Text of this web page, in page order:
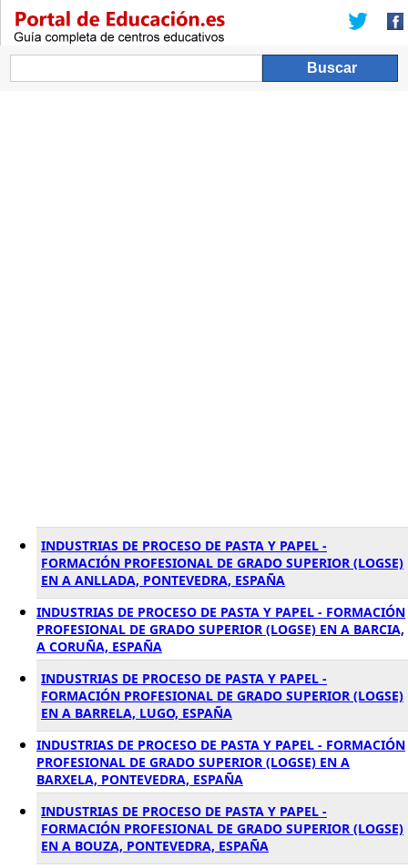
INDUSTRIAS DE PROCESO DE PASTA Y PAPEL -
FORMACIÓN PROFESIONAL DE GRADO SUPERIOR (LOGSE)
EN A ANLLADA, PONTEVEDRA, ESPAÑA
INDUSTRIAS DE PROCESO DE PASTA Y PAPEL - FORMACIÓN
PROFESIONAL DE GRADO SUPERIOR (LOGSE) EN A BARCIA,
A CORUÑA, ESPAÑA
INDUSTRIAS DE PROCESO DE PASTA Y PAPEL -
FORMACIÓN PROFESIONAL DE GRADO SUPERIOR (LOGSE)
EN A BARRELA, LUGO, ESPAÑA
INDUSTRIAS DE PROCESO DE PASTA Y PAPEL - FORMACIÓN
PROFESIONAL DE GRADO SUPERIOR (LOGSE) EN A
BARXELA, PONTEVEDRA, ESPAÑA
INDUSTRIAS DE PROCESO DE PASTA Y PAPEL -
FORMACIÓN PROFESIONAL DE GRADO SUPERIOR (LOGSE)
EN A BOUZA, PONTEVEDRA, ESPAÑA